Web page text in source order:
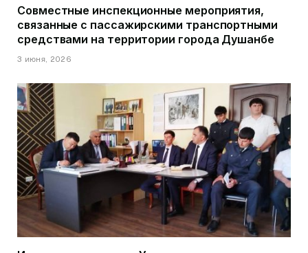
Совместные инспекционные мероприятия,
связанные с пассажирскими транспортными
средствами на территории города Душанбе
3 июня, 2026